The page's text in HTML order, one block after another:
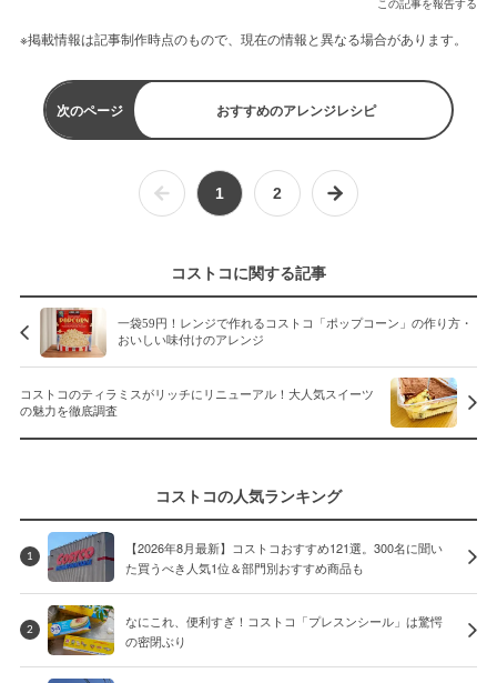
この記事を報告する
※掲載情報は記事制作時点のもので、現在の情報と異なる場合があります。
次のページ おすすめのアレンジレシピ
1 2
コストコに関する記事
一袋59円！レンジで作れるコストコ「ポップコーン」の作り方・
おいしい味付けのアレンジ
コストコのティラミスがリッチにリニューアル！大人気スイーツ
の魅力を徹底調査
コストコの人気ランキング
1
【2026年8月最新】コストコおすすめ121選。300名に聞い
た買うべき人気1位＆部門別おすすめ商品も
2
なにこれ、便利すぎ！コストコ「プレスンシール」は驚愕
の密閉ぶり